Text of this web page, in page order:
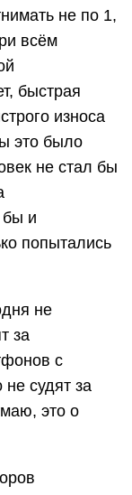
не по 1,
всём
быстрая
износа
это было
не стал бы
бы и
попытались
не
за
с
судят за
это о